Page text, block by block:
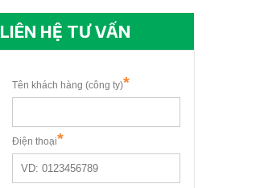
LIÊN HỆ TƯ VẤN